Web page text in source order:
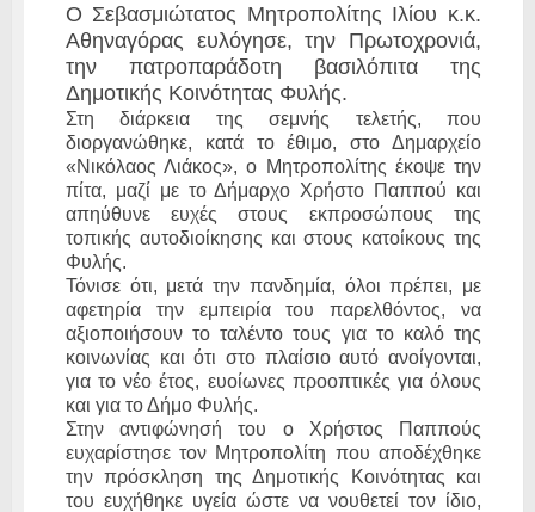
Ο Σεβασμιώτατος Μητροπολίτης Ιλίου κ.κ.
Αθηναγόρας ευλόγησε, την Πρωτοχρονιά,
την πατροπαράδοτη βασιλόπιτα της
Δημοτικής Κοινότητας Φυλής.
Στη διάρκεια της σεμνής τελετής, που
διοργανώθηκε, κατά το έθιμο, στο Δημαρχείο
«Νικόλαος Λιάκος», ο Μητροπολίτης έκοψε την
πίτα, μαζί με το Δήμαρχο Χρήστο Παππού και
απηύθυνε ευχές στους εκπροσώπους της
τοπικής αυτοδιοίκησης και στους κατοίκους της
Φυλής.
Τόνισε ότι, μετά την πανδημία, όλοι πρέπει, με
αφετηρία την εμπειρία του παρελθόντος, να
αξιοποιήσουν το ταλέντο τους για το καλό της
κοινωνίας και ότι στο πλαίσιο αυτό ανοίγονται,
για το νέο έτος, ευοίωνες προοπτικές για όλους
και για το Δήμο Φυλής.
Στην αντιφώνησή του ο Χρήστος Παππούς
ευχαρίστησε τον Μητροπολίτη που αποδέχθηκε
την πρόσκληση της Δημοτικής Κοινότητας και
του ευχήθηκε υγεία ώστε να νουθετεί τον ίδιο,